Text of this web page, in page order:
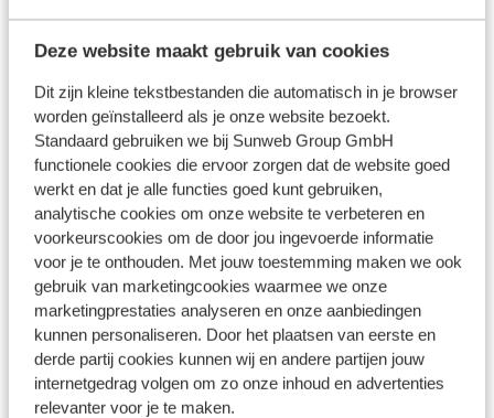
Deze website maakt gebruik van cookies
Dit zijn kleine tekstbestanden die automatisch in je browser
worden geïnstalleerd als je onze website bezoekt.
Standaard gebruiken we bij Sunweb Group GmbH
functionele cookies die ervoor zorgen dat de website goed
werkt en dat je alle functies goed kunt gebruiken,
analytische cookies om onze website te verbeteren en
voorkeurscookies om de door jou ingevoerde informatie
voor je te onthouden. Met jouw toestemming maken we ook
gebruik van marketingcookies waarmee we onze
marketingprestaties analyseren en onze aanbiedingen
kunnen personaliseren. Door het plaatsen van eerste en
derde partij cookies kunnen wij en andere partijen jouw
internetgedrag volgen om zo onze inhoud en advertenties
relevanter voor je te maken.
0 1
Liften 13 totaal
2
Gondels
6
Stoeltjesliften
5
Sleepliften